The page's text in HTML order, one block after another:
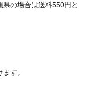
の場合は送料550円と
す。